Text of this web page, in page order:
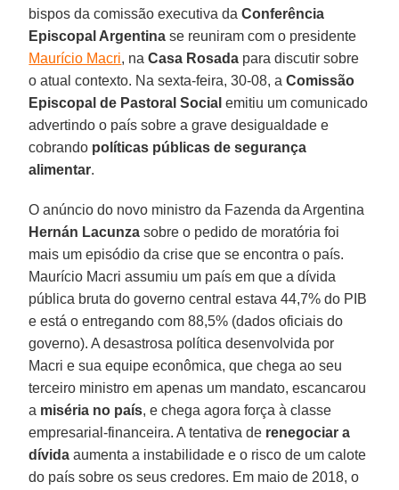
bispos da comissão executiva daConferência
Episcopal Argentina se reuniram com o presidente
Maurício Macri, naCasa Rosada para discutir sobre
o atual contexto. Na sexta-feira, 30-08, aComissão
Episcopal de Pastoral Social emitiu um comunicado
advertindo o país sobre a grave desigualdade e
cobrando políticas públicas de segurança
alimentar.
O anúncio do novo ministro da Fazenda da Argentina
Hernán Lacunza sobre o pedido de moratória foi
mais um episódio da crise que se encontra o país.
Maurício Macri assumiu um país em que a dívida
pública bruta do governo central estava 44,7% do PIB
e está o entregando com 88,5% (dados oficiais do
governo). A desastrosa política desenvolvida por
Macri e sua equipe econômica, que chega ao seu
terceiro ministro em apenas um mandato, escancarou
a miséria no país, e chega agora força à classe
empresarial-financeira. A tentativa de renegociar a
dívida aumenta a instabilidade e o risco de um calote
do país sobre os seus credores. Em maio de 2018, o